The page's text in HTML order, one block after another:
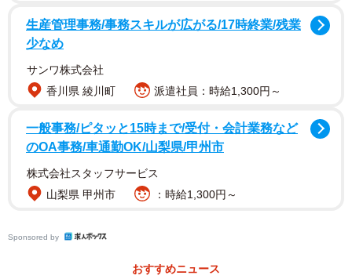
生産管理事務/事務スキルが広がる/17時終業/残業
少なめ
サンワ株式会社
香川県 綾川町
派遣社員：時給1,300円～
一般事務/ピタッと15時まで/受付・会計業務など
のOA事務/車通勤OK/山梨県/甲州市
株式会社スタッフサービス
山梨県 甲州市
：時給1,300円～
Sponsored by
おすすめニュース